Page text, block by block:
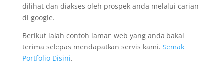
dilihat dan diakses oleh prospek anda melalui carian
di google.
Berikut ialah contoh laman web yang anda bakal
terima selepas mendapatkan servis kami. Semak
Portfolio Disini.